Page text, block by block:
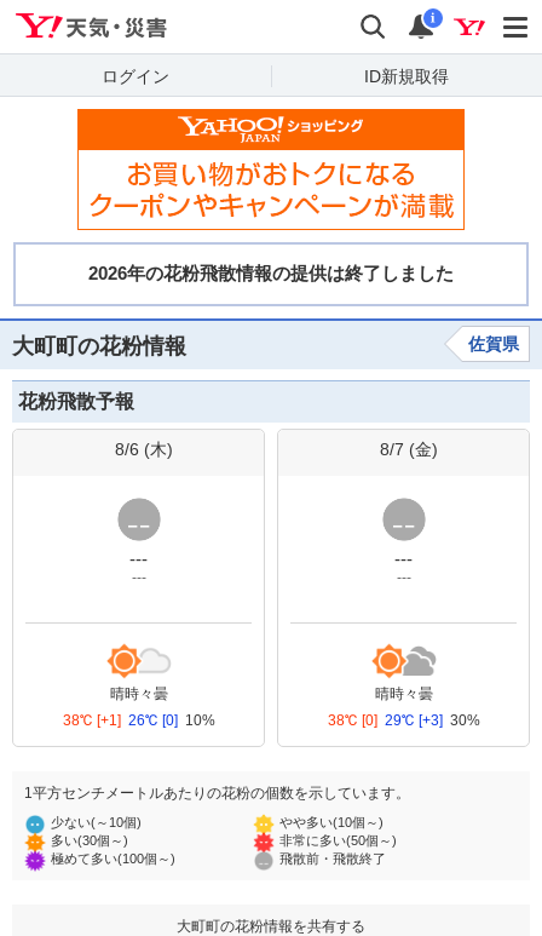
検索 通知
i
ログイン ID新規取得
大町町の花粉情報 佐賀県
花粉飛散予報
8/6 (木)
---
---
晴時々曇
38℃ [+1] 26℃ [0] 10%
8/7 (金)
---
---
晴時々曇
38℃ [0] 29℃ [+3] 30%
1平方センチメートルあたりの花粉の個数を示しています。
少ない(～10個)
やや多い(10個～)
多い(30個～)
非常に多い(50個～)
極めて多い(100個～)
飛散前・飛散終了
大町町の花粉情報を共有する